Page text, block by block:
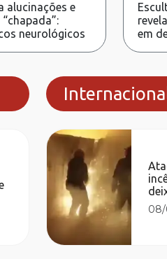
alucinações e
neurológicos
em